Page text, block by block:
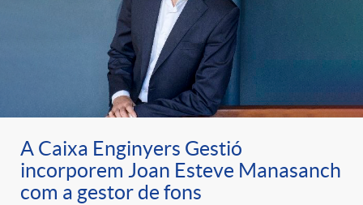
A Caixa Enginyers Gestió
incorporem Joan Esteve Manasanch
com a gestor de fons